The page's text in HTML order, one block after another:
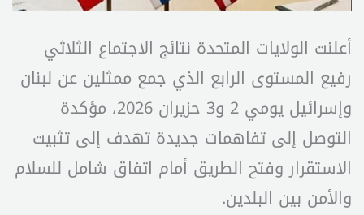
أعلنت الولايات المتحدة نتائج الاجتماع الثلاثي
رفيع المستوى الرابع الذي جمع ممثلين عن لبنان
وإسرائيل يومي 2 و3 حزيران 2026، مؤكدة
التوصل إلى تفاهمات جديدة تهدف إلى تثبيت
الاستقرار وفتح الطريق أمام اتفاق شامل للسلام
والأمن بين البلدين.